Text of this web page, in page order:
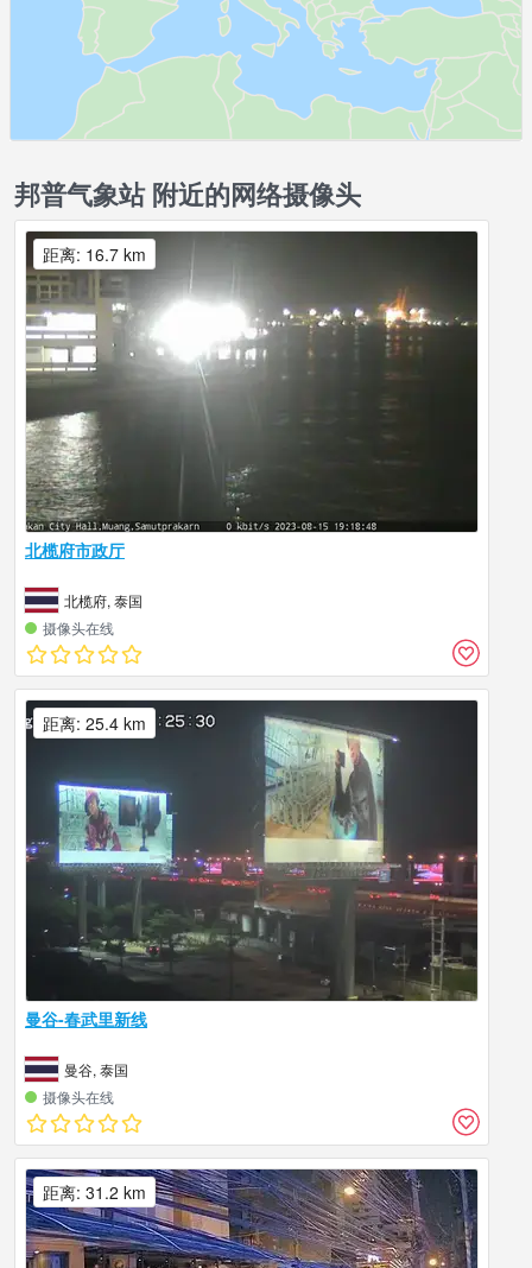
邦普气象站 附近的网络摄像头
北榄府市政厅
北榄府, 泰国
摄像头在线
距离: 16.7 km
曼谷-春武里新线
曼谷, 泰国
摄像头在线
距离: 25.4 km
距离: 31.2 km